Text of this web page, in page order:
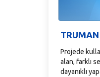
TRUMAN
Projede
alan, farklı
dayanıklı